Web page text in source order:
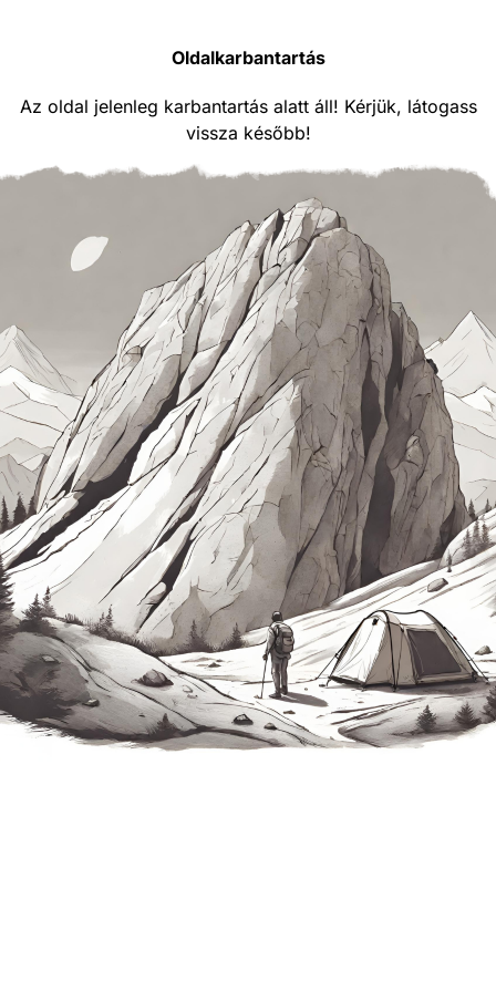
Oldalkarbantartás
Az oldal jelenleg karbantartás alatt áll! Kérjük, látogass
vissza később!